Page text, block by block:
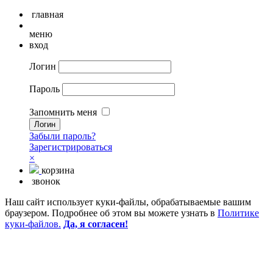
главная
меню
вход
Логин
Пароль
Запомнить меня
Забыли пароль?
Зарегистрироваться
×
корзина
звонок
Наш сайт использует куки-файлы, обрабатываемые вашим
браузером. Подробнее об этом вы можете узнать в Политике
куки-файлов. Да, я согласен!